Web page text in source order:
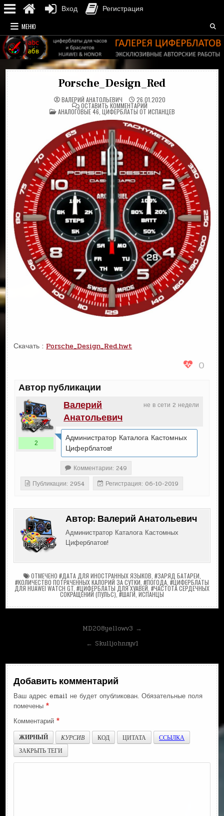
Перейти
к
содержимому
МЕНЮ
Porsche_Design_Red
ВАЛЕРИЙ АНАТОЛЬЕВИЧ 26.01.2020
ОСТАВИТЬ КОММЕНТАРИЙНА
PORSCHE_DESIGN_RED
ОПУБЛИКОВАНО
В
АНАЛОГОВЫЕ 46 ЦИФЕРБЛАТЫ ОТ ИСПАНЦЕВ
Скачать :Porsche_Design_Red.hwt
0
Автор публикации
не в сети 2 недели
Валерий
Анатольевич
2
Администратор Каталога Кастомных
Циферблатов!
Комментарии: 249
Публикации: 2954
Регистрация: 06-10-2019
Автор: Валерий Анатольевич
Администратор Каталога Кастомных
Циферблатов!
ОТМЕЧЕНО #ДАТА ДЛЯ ИНОСТРАННЫХ ЯЗЫКОВ #ЗАРЯД БАТАРЕИ
#КОЛИЧЕСТВО ПОТРАЧЕННЫХ КАЛОРИЙ ЗА СУТКИ #ПОГОДА #ЦИФЕРБЛАТЫ
ДЛЯ HUAWEI WATCH GT #ЦИФЕРБЛАТЫ ДЛЯ ХУАВЕЙ #ЧАСТОТА СЕРДЕЧНЫХ
СОКРАЩЕНИЙ (ПУЛЬС),#ШАГИ ИСПАНЦЫ
MD208yellowv3 →
← Skulljohnnyv1
Добавить комментарий
Ваш адрес email не будет опубликован. Обязательные поля
помечены*
Комментарий*
ЖИРНЫЙ
КУРСИВ КОД ЦИТАТА
ССЫЛКА
ЗАКРЫТЬ ТЕГИ
Вход Регистрация